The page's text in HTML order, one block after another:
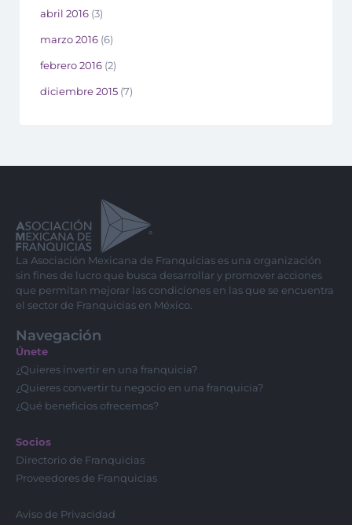
abril 2016 (3)
marzo 2016 (6)
febrero 2016 (2)
diciembre 2015 (7)
La Asociación Mexicana de Franquicias es una organización
sin fines de lucro que busca desarrollar y promover acciones
que permitan mejorar las condiciones en las que se encuentra
el sector de Franquicias en México.
Navegación
Únete
¿Quieres invertir en una franquicia?
¿Quieres convertir tu negocio en una franquicia?
¿Qué beneficios ofrecemos?
Socios
Directorio de Franquicias
Proveedores de Franquicias
Aviso de Privacidad